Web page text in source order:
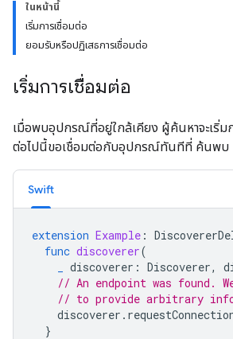
ในหน้านี้
เริ่มการเชื่อมต่อ
ยอมรับหรือปฏิเสธการเชื่อมต่อ
เริ่มการเชื่อมต่อ
เมื่อพบอุปกรณ์ที่อยู่ใกล้เคียง ผู้ค้นหาจะเริ่มก
ต่อไปนี้ขอเชื่อมต่อกับอุปกรณ์ทันทีที่ ค้นพบ
Swift
extension Example :
func discoverer(
discoverer : Discoverer,
// An endpoint was found.
// to provide arbitrary
discoverer .
}